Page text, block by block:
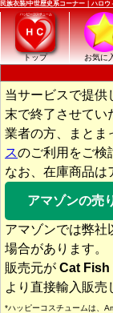
民族衣装/中世歴史系コーナー｜ハロウ
トップ お気に
当サービスで提供
末で終了させてい
業者の方、まとま
スのご利用をご検
なお、在庫商品は
アマゾンの売
アマゾンでは弊社
場合があります。
販売元が Cat Fish
より直接輸入販売
*ハッピーコスチュームは、